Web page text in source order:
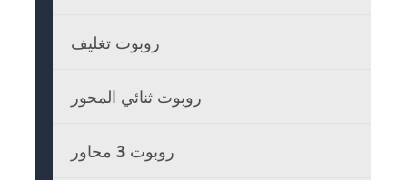
روبوت تغليف
روبوت ثنائي المحور
روبوت 3 محاور